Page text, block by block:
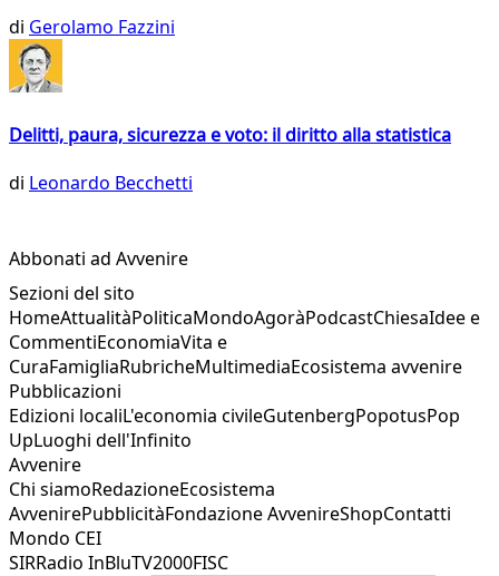
di Gerolamo Fazzini
Delitti, paura, sicurezza e voto: il diritto alla statistica
di Leonardo Becchetti
Abbonati ad Avvenire
Sezioni del sito
HomeAttualitàPoliticaMondoAgoràPodcastChiesaIdee e
CommentiEconomiaVita e
CuraFamigliaRubricheMultimediaEcosistema avvenire
Pubblicazioni
Edizioni localiL'economia civileGutenbergPopotusPop
UpLuoghi dell'Infinito
Avvenire
Chi siamoRedazioneEcosistema
AvvenirePubblicitàFondazione AvvenireShopContatti
Mondo CEI
SIRRadio InBluTV2000FISC